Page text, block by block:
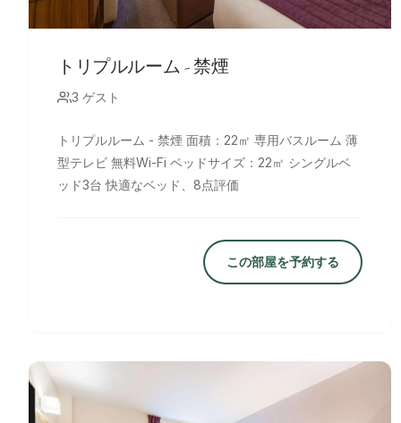
トリプルルーム - 禁煙
3 ゲスト
トリプルルーム - 禁煙 面積：22㎡ 専用バスルーム 薄
型テレビ 無料Wi-Fi ベッドサイズ：22㎡ シングルベ
ッド3台 快適なベッド、8点評価
この部屋を予約する